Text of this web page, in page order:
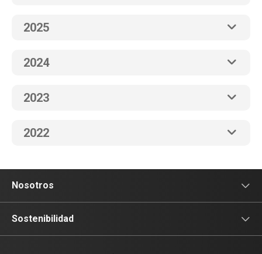
2025
2024
2023
2022
Nosotros
Sala de prensa
Sostenibilidad